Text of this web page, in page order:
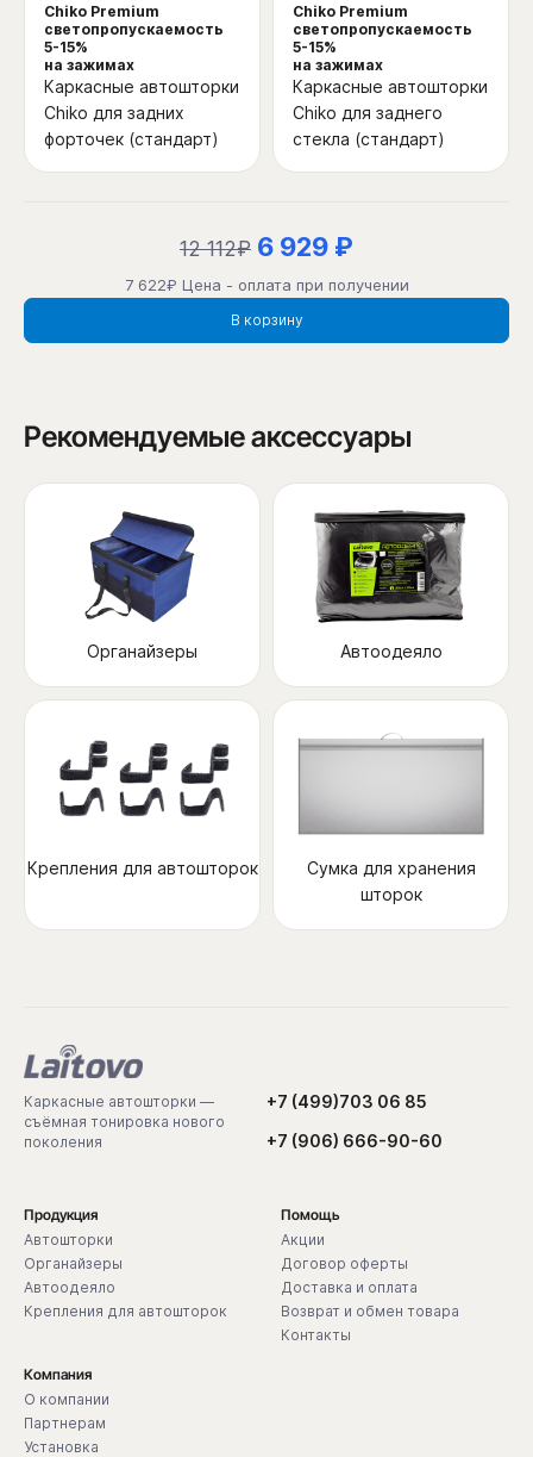
Chiko Premium
светопропускаемость
5-15%
на зажимах
Каркасные автошторки
Chiko для задних
форточек (стандарт)
Chiko Premium
светопропускаемость
5-15%
на зажимах
Каркасные автошторки
Chiko для заднего
стекла (стандарт)
12 112₽ 6 929 ₽
7 622₽ Цена - оплата при получении
В корзину
Рекомендуемые аксессуары
Органайзеры Автоодеяло
Крепления для автошторок
Сумка для хранения
шторок
Каркасные автошторки —
съёмная тонировка нового
поколения
+7 (499)703 06 85
+7 (906) 666-90-60
Продукция
Автошторки
Органайзеры
Автоодеяло
Крепления для автошторок
Компания
О компании
Партнерам
Установка
Помощь
Акции
Договор оферты
Доставка и оплата
Возврат и обмен товара
Контакты